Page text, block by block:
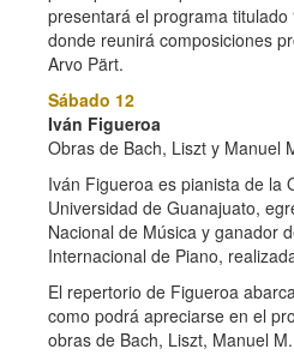
presentará el programa titulado
donde reunirá composiciones
Arvo Pärt.
Sábado 12
Iván Figueroa
Obras de Bach, Liszt y Manuel
Iván Figueroa es pianista de la
Universidad de Guanajuato,
Nacional de Música y ganador
Internacional de Piano,
El repertorio de Figueroa
como podrá apreciarse en el
obras de Bach, Liszt, Manuel